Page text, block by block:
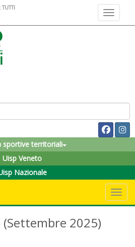
Toggle
sportive territoriali
Uisp Veneto
Nazionale
2025)